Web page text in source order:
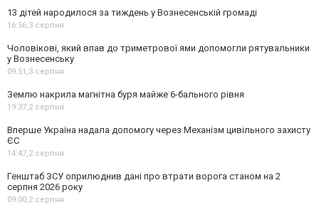
13 дітей народилося за тиждень у Вознесенській громаді
16:56,3 серпня
Чоловікові, який впав до триметрової ями допомогли рятувальники
у Вознесенську
09:51,3 серпня
Землю накрила магнітна буря майже 6-бального рівня
19:37,2 серпня
Вперше Україна надала допомогу через Механізм цивільного захисту
ЄС
14:47,2 серпня
Генштаб ЗСУ оприлюднив дані про втрати ворога станом на 2
серпня 2026 року
09:00,2 серпня